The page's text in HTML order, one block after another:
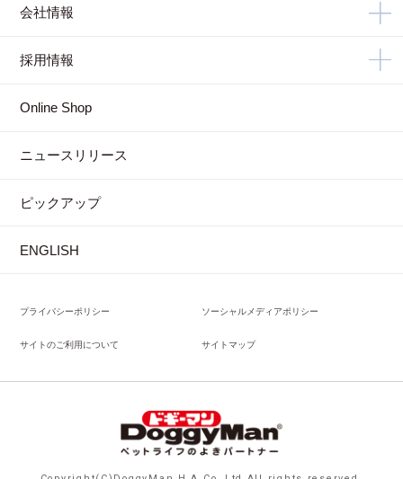
会社情報
採用情報
Online Shop
ニュースリリース
ピックアップ
ENGLISH
プライバシーポリシー ソーシャルメディアポリシー
サイトのご利用について サイトマップ